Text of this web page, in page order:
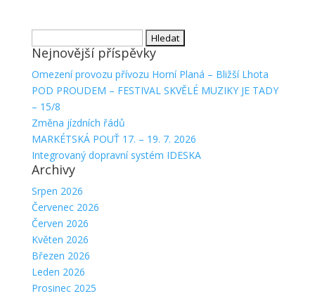
Nejnovější příspěvky
Omezení provozu přívozu Horní Planá – Bližší Lhota
POD PROUDEM – FESTIVAL SKVĚLÉ MUZIKY JE TADY
– 15/8
Změna jízdních řádů
MARKÉTSKÁ POUŤ 17. – 19. 7. 2026
Integrovaný dopravní systém IDESKA
Archivy
Srpen 2026
Červenec 2026
Červen 2026
Květen 2026
Březen 2026
Leden 2026
Prosinec 2025